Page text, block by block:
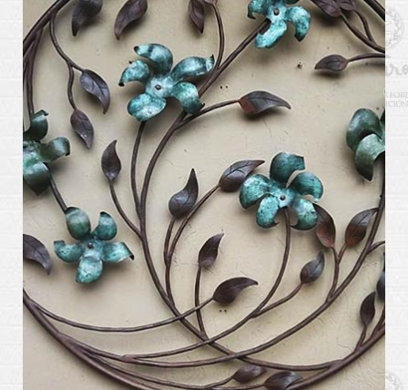
arte_kabiros18